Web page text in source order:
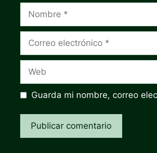
electrónico
Guarda mi nombre, correo